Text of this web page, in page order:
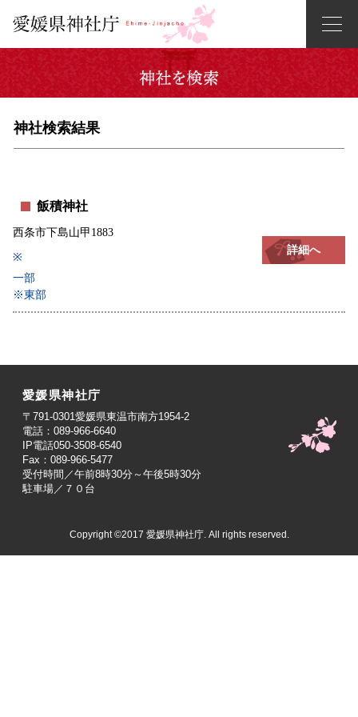
神社検索結果
飯積神社
西条市下島山甲1883
詳細へ
※
一部
※東部
愛媛県神社庁
〒791-0301愛媛県東温市南方1954-2
電話：089-966-6640
IP電話050-3508-6540
Fax：089-966-5477
受付時間／午前8時30分～午後5時30分
駐車場／７０台
Copyright ©2017 愛媛県神社庁. All rights reserved.